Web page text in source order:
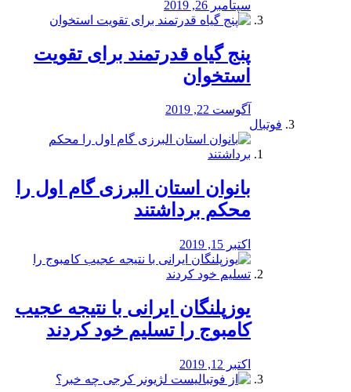
سپتامبر 26, 2019
پنج گیاه قدرتمند برای تقویت
استخوان
آگوست 22, 2019
فوتبال
بانوان استان البرزی گام اول را
محكم برداشتند
اکتبر 15, 2019
یوزپلنگان ایرانی با نتیجه عجیب
کامبوج را تسلیم خود کردند
اکتبر 12, 2019